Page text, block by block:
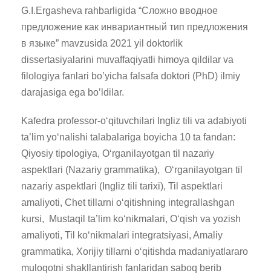
G.I.Ergasheva rahbarligida “Сложно вводное
предложение как инвариантный тип предложения
в языке” mavzusida 2021 yil doktorlik
dissertasiyalarini muvaffaqiyatli himoya qildilar va
filologiya fanlari bo’yicha falsafa doktori (PhD) ilmiy
darajasiga ega bo’ldilar.
Kafedra professor-o‘qituvchilari Ingliz tili va adabiyoti
ta’lim yo‘nalishi talabalariga boyicha 10 ta fandan:
Qiyosiy tipologiya, O‘rganilayotgan til nazariy
aspektlari (Nazariy grammatika), O‘rganilayotgan til
nazariy aspektlari (Ingliz tili tarixi), Til aspektlari
amaliyoti, Chet tillarni o‘qitishning integrallashgan
kursi, Mustaqil ta’lim ko‘nikmalari, O‘qish va yozish
amaliyoti, Til ko‘nikmalari integratsiyasi, Amaliy
grammatika, Xorijiy tillarni o‘qitishda madaniyatlararo
muloqotni shakllantirish fanlaridan saboq berib